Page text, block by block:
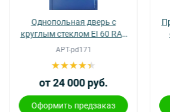
Однопольная дверь с
круглым стеклом EI 60 RAL
5014 с вентиляцией
АРТ-pd171
от 24 000 руб.
Оформить предзаказ